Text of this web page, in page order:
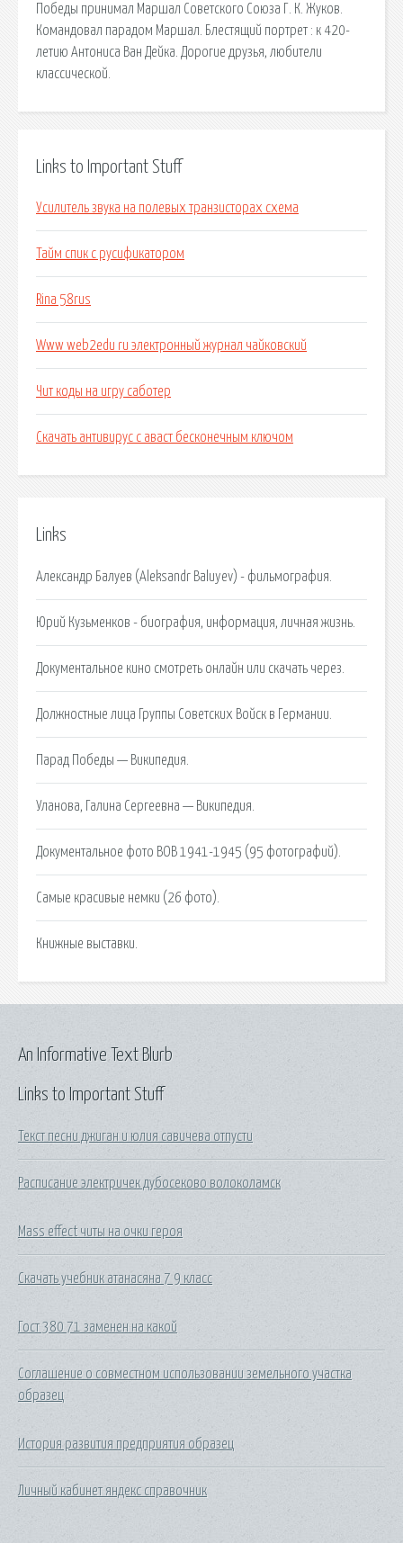
Победы принимал Маршал Советского Союза Г. К. Жуков.
Командовал парадом Маршал. Блестящий портрет : к 420-
летию Антониса Ван Дейка. Дорогие друзья, любители
классической.
Links to Important Stuff
Усилитель звука на полевых транзисторах схема
Тайм спик с русификатором
Rina 58rus
Www web2edu ru электронный журнал чайковский
Чит коды на игру саботер
Скачать антивирус с аваст бесконечным ключом
Links
Александр Балуев (Aleksandr Baluyev) - фильмография.
Юрий Кузьменков - биография, информация, личная жизнь.
Документальное кино cмотреть онлайн или скачать через.
Должностные лица Группы Советских Войск в Германии.
Парад Победы — Википедия.
Уланова, Галина Сергеевна — Википедия.
Документальное фото ВОВ 1941-1945 (95 фотографий).
Самые красивые немки (26 фото).
Книжные выставки.
Links to Important Stuff
Текст песни джиган и юлия савичева отпусти
Расписание электричек дубосеково волоколамск
Mass effect читы на очки героя
Скачать учебник атанасяна 7 9 класс
Гост 380 71 заменен на какой
Соглашение о совместном использовании земельного участка
образец
История развития предприятия образец
Личный кабинет яндекс справочник
An Informative Text Blurb